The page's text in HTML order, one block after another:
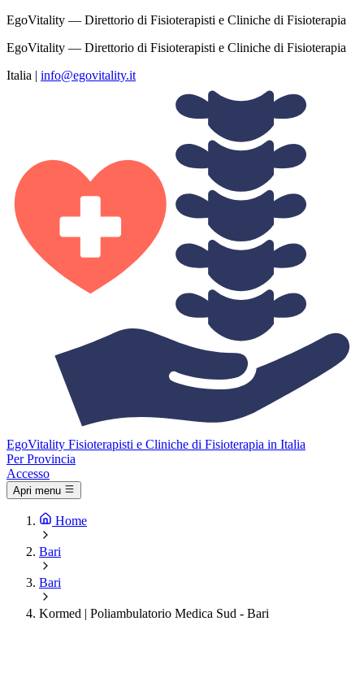
EgoVitality — Direttorio di Fisioterapisti e Cliniche di Fisioterapia
EgoVitality — Direttorio di Fisioterapisti e Cliniche di Fisioterapia
Italia | info@egovitality.it
EgoVitality Fisioterapisti e Cliniche di Fisioterapia in Italia
Per Provincia
Accesso
Apri menu
Home
Bari
Bari
Kormed | Poliambulatorio Medica Sud - Bari